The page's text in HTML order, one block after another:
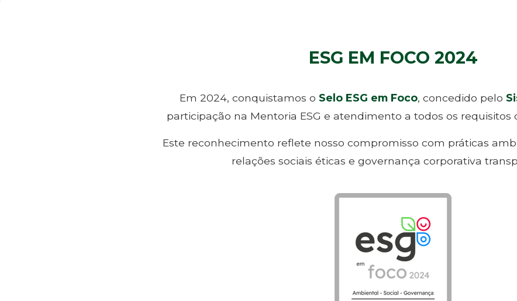
ESG EM FOCO 2024
Em 2024, conquistamos o Selo ESG em Foco, concedido pelo
participação na Mentoria ESG e atendimento a todos os requisitos
Este reconhecimento reflete nosso compromisso com práticas
relações sociais éticas e governança corporativa